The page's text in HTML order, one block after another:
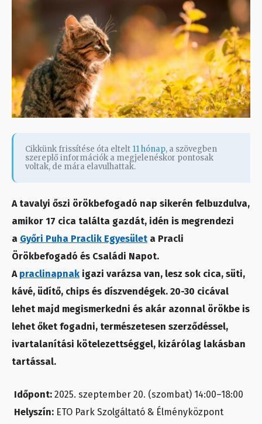
Cikkünk frissítése óta eltelt 11 hónap, a szövegben
szereplő információk a megjelenéskor pontosak
voltak, de mára elavulhattak.
A tavalyi őszi örökbefogadó nap sikerén felbuzdulva,
amikor 17 cica találta gazdát, idén is megrendezi
a Győri Puha Praclik Egyesület a Pracli
Örökbefogadó és Családi Napot.
A praclinapnak igazi varázsa van, lesz sok cica, süti,
kávé, üdítő, chips és díszvendégek. 20-30 cicával
lehet majd megismerkedni és akár azonnal örökbe is
lehet őket fogadni, természetesen szerződéssel,
ivartalanítási kötelezettséggel, kizárólag lakásban
tartással.
Időpont: 2025. szeptember 20. (szombat) 14:00–18:00
Helyszín: ETO Park Szolgáltató & Élményközpont